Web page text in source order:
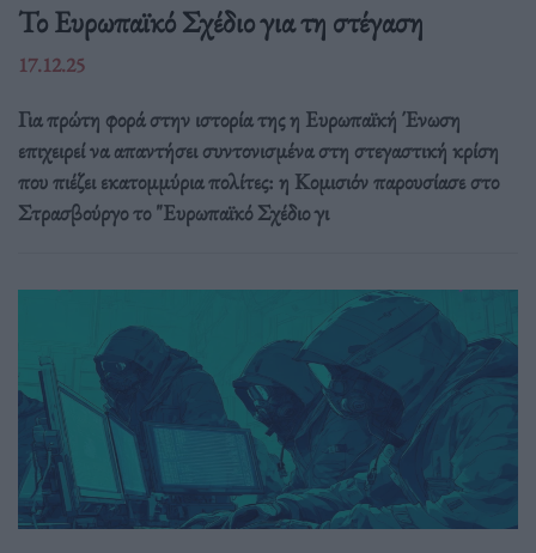
Το Ευρωπαϊκό Σχέδιο για τη στέγαση
17.12.25
Για πρώτη φορά στην ιστορία της η Ευρωπαϊκή Ένωση
επιχειρεί να απαντήσει συντονισμένα στη στεγαστική κρίση
που πιέζει εκατομμύρια πολίτες: η Κομισιόν παρουσίασε στο
Στρασβούργο το "Ευρωπαϊκό Σχέδιο γι